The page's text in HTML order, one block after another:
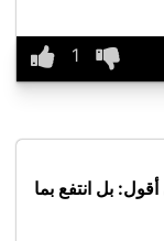
بل انتفع بما